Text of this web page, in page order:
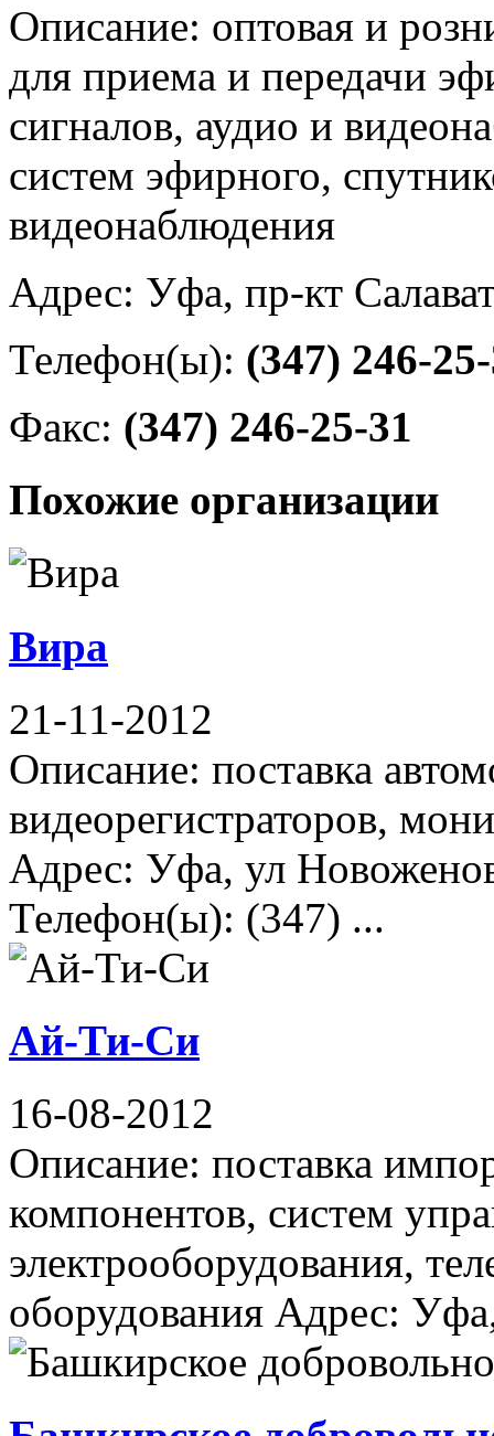
Описание: оптовая и
для приема и передачи
сигналов, аудио и
систем эфирного,
видеонаблюдения
Адрес: Уфа, пр-кт
Телефон(ы): (347) 246-
Факс: (347) 246-25-31
Похожие организации
Вира
21-11-2012
Описание: поставка
видеорегистраторов,
Адрес: Уфа, ул
Телефон(ы): (347) ...
Ай-Ти-Си
16-08-2012
Описание: поставка
компонентов, систем
электрооборудования,
оборудования Адрес: